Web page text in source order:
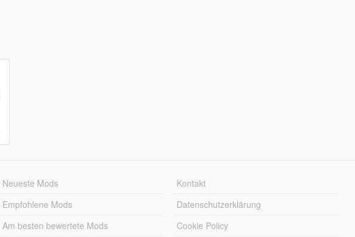
Neueste Mods
Empfohlene Mods
Am besten bewertete Mods
Kontakt
Datenschutzerklärung
Cookie Policy